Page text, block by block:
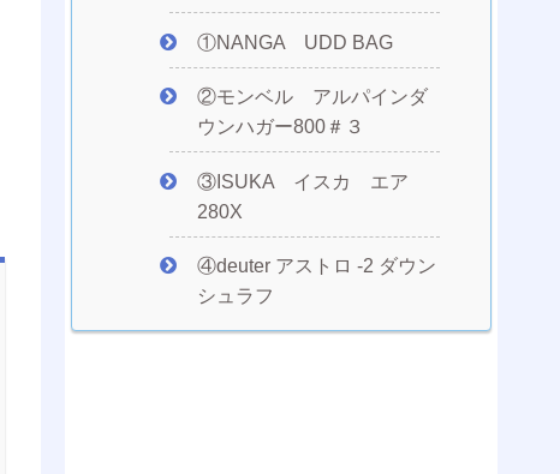
①NANGA UDD BAG
②モンベル アルパインダ
ウンハガー800＃３
③ISUKA イスカ エア
280X
④deuter アストロ -2 ダウン
シュラフ